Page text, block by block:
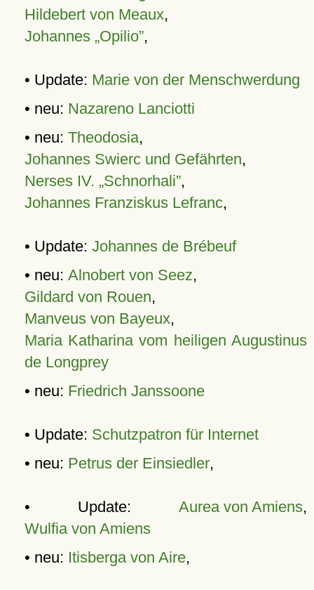
Hildebert von Meaux,
Johannes „Opilio”,
• Update: Marie von der Menschwerdung
• neu: Nazareno Lanciotti
• neu: Theodosia,
Johannes Swierc und Gefährten,
Nerses IV. „Schnorhali”,
Johannes Franziskus Lefranc,
• Update: Johannes de Brébeuf
• neu: Alnobert von Seez,
Gildard von Rouen,
Manveus von Bayeux,
Maria Katharina vom heiligen Augustinus
de Longprey
• neu: Friedrich Janssoone
• Update: Schutzpatron für Internet
• neu: Petrus der Einsiedler,
• Update: Aurea von Amiens,
Wulfia von Amiens
• neu: Itisberga von Aire,